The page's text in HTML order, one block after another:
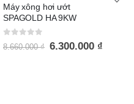
Máy xông hơi ướt
SPAGOLD HA 9KW
out of 5
8.660.000₫ 6.300.000 ₫